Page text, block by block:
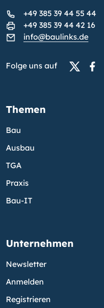
+49 385 39 44 55 44
+49 385 39 44 42 16
info@baulinks.de
Folge uns auf
Themen
Bau
Ausbau
TGA
Praxis
Bau-IT
Unternehmen
Newsletter
Anmelden
Registrieren